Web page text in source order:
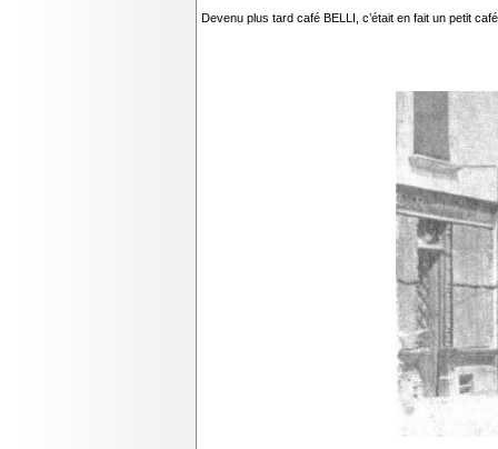
Devenu plus tard café BELLI, c’était en fait un petit